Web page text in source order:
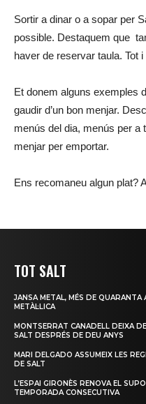
Sortir a dinar o a sopar per
possible. Destaquem que
haver de reservar taula. Tot
Et donem alguns exemples
gaudir d’un bon menjar.
menús del dia, menús per
menjar per emportar.
Ens recomaneu algun plat?
TOT SALT
JANSA METAL, MÉS DE QUARANTA
METÀL·LICA
MONTSERRAT CANADELL DEIXA
SALT DESPRÉS DE DEU ANYS
MARI DELGADO ASSUMEIX LES
DE SALT
L’ESPAI GIRONÈS RENOVA EL
TEMPORADA CONSECUTIVA